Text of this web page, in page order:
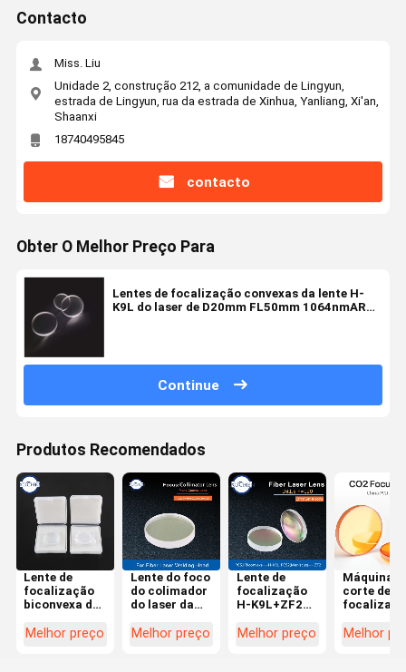
Contacto
Miss. Liu
Unidade 2, construção 212, a comunidade de Lingyun,
estrada de Lingyun, rua da estrada de Xinhua, Yanliang, Xi'an,
Shaanxi
18740495845
contacto
Obter O Melhor Preço Para
Lentes de focalização convexas da lente H-
K9L do laser de D20mm FL50mm 1064nmAR
Continue
Produtos Recomendados
Lente de
focalização
biconvexa do
laser do F100
Melhor preço
Lente do foco
do colimador
do laser da
para a
Melhor preço
Lente de
focalização
H-K9L+ZF2
do composto
Melhor preço
Máquina
corte de
laser do
Melhor